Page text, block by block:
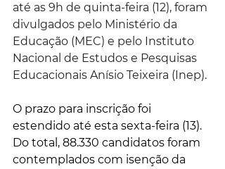
até as 9h de quinta-feira (12), foram
divulgados pelo Ministério da
Educação (MEC) e pelo Instituto
Nacional de Estudos e Pesquisas
Educacionais Anísio Teixeira (Inep).
O prazo para inscrição foi
estendido até esta sexta-feira (13).
Do total, 88.330 candidatos foram
contemplados com isenção da